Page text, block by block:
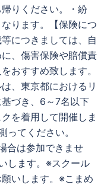
りください。・紛
ります。【保険につ
につきましては、自
、傷害保険や賠償責
おすすめ致します。
、東京都におけるリ
づき、6～7名以下
を着用して開催しま
てください。
合は参加できませ
します。※スクール
いします。※こまめ